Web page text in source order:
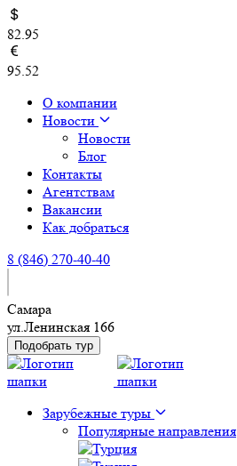
82.95
95.52
О компании
Новости
Новости
Блог
Контакты
Агентствам
Вакансии
Как добраться
8 (846) 270-40-40
Самара
ул.Ленинская 166
Подобрать тур
Зарубежные туры
Популярные направления